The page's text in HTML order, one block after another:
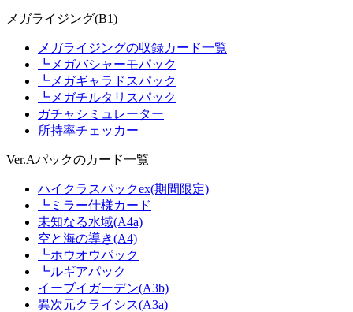
メガライジング(B1)
メガライジングの収録カード一覧
┗メガバシャーモパック
┗メガギャラドスパック
┗メガチルタリスパック
ガチャシミュレーター
所持率チェッカー
Ver.Aパックのカード一覧
ハイクラスパックex(期間限定)
┗ミラー仕様カード
未知なる水域(A4a)
空と海の導き(A4)
┗ホウオウパック
┗ルギアパック
イーブイガーデン(A3b)
異次元クライシス(A3a)